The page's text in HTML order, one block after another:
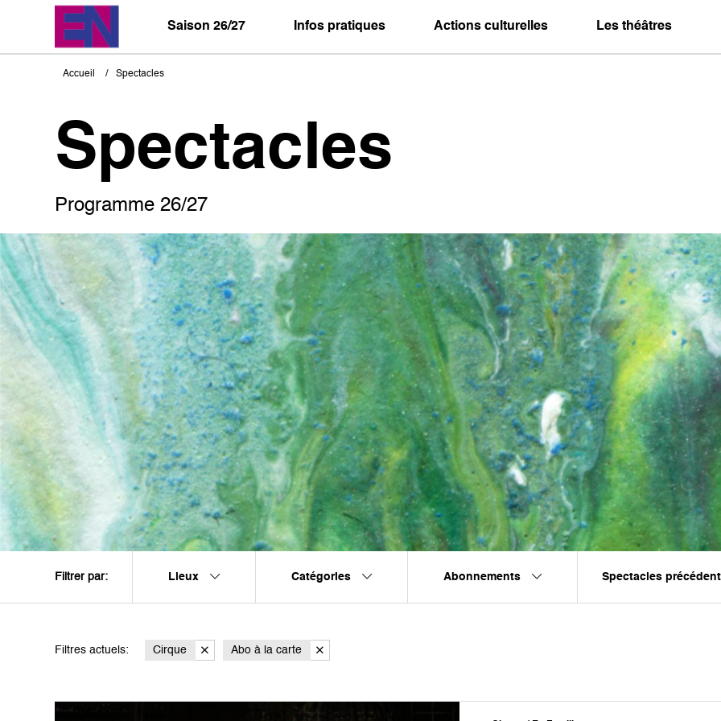
Saison 26/27 Infos pratiques Actions culturelles Les théâtres
Fil
Accueil Spectacles
Spectacles
Programme 26/27
Filtrer par: Lieux Catégories Abonnements Spectacles
Filtres actuels: Cirque Abo à la carte